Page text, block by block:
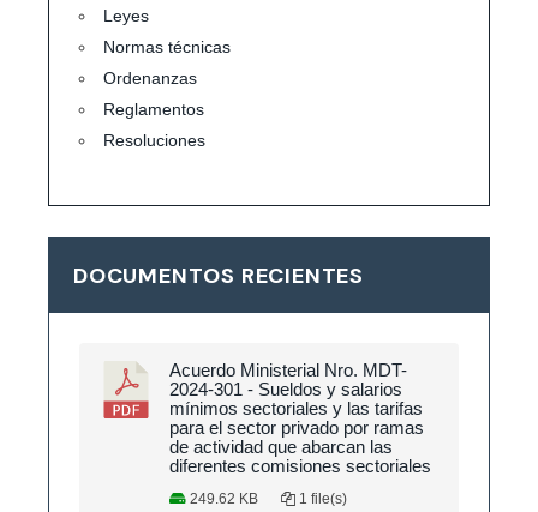
Leyes
Normas técnicas
Ordenanzas
Reglamentos
Resoluciones
DOCUMENTOS RECIENTES
Acuerdo Ministerial Nro. MDT-
2024-301 - Sueldos y salarios
mínimos sectoriales y las tarifas
para el sector privado por ramas
de actividad que abarcan las
diferentes comisiones sectoriales
249.62 KB 1 file(s)